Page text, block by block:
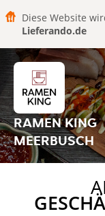
Diese Website
Lieferando.de
RAMEN KING
MEERBUSCH